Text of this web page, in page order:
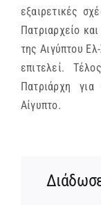
εξαιρετικές
Πατριαρχείο
της Αιγύπτου
επιτελεί.
Πατριάρχη
Αίγυπτο.